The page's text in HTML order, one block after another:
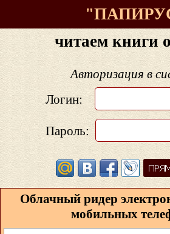
читаем книги
Авторизация в
Логин:
Пароль:
Облачный ридер
мобильных